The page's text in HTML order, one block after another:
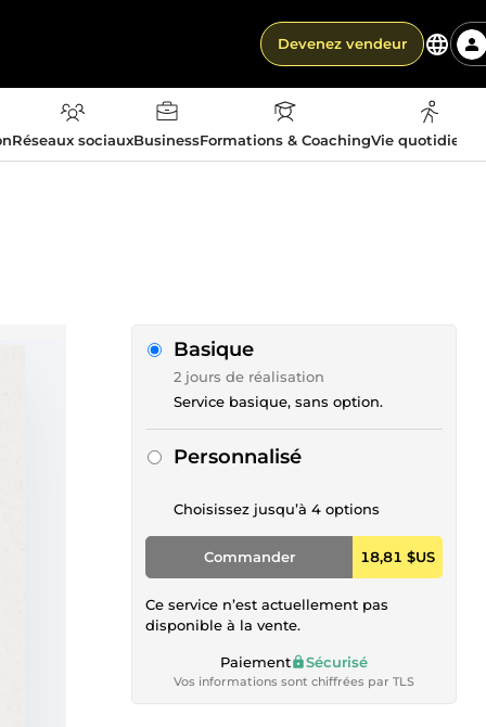
Devenez vendeur
Réseaux sociauxBusinessFormations & CoachingVie
Basique
2 jours de réalisation
Service basique, sans option.
Personnalisé
Choisissez jusqu’à 4 options
Commander 18,81 $US
Ce service n’est actuellement pas
disponible à la vente.
Paiement Sécurisé
Vos informations sont chiffrées par TLS